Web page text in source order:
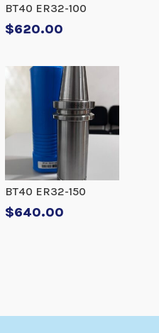
BT40 ER32-100
$620.00
BT40 ER32-150
$640.00